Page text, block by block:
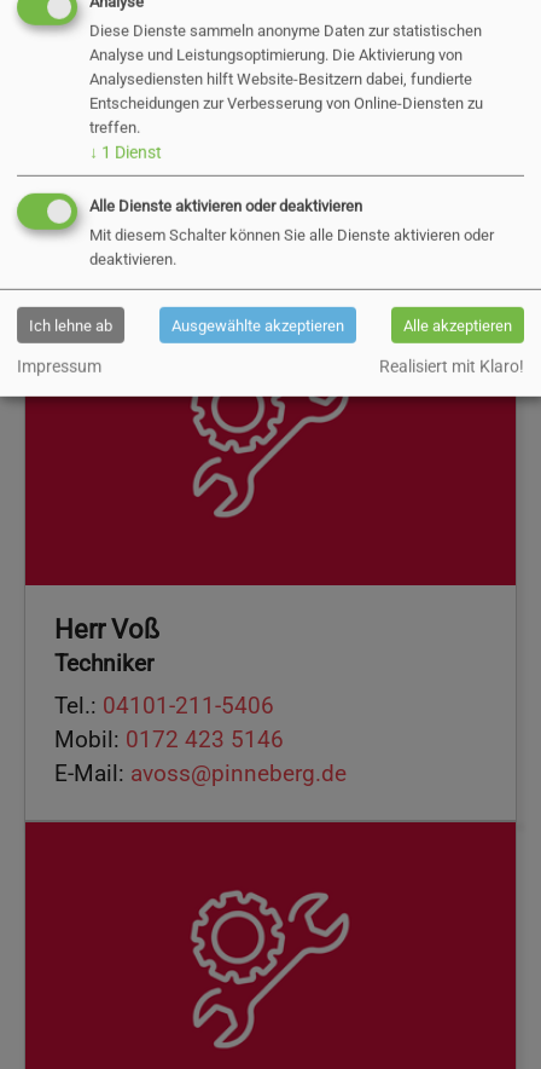
Herr Krambeck
Energiemanagement
Tel.:04101-211-5404
E-Mail:krambeck@pinneberg.de
Herr Voß
Techniker
Tel.: 04101-211-5406
Mobil: 0172 423 5146
E-Mail: avoss@pinneberg.de
Diese Dienste sammeln anonyme Daten zur statistischen
Analyse und Leistungsoptimierung. Die Aktivierung von
Analysediensten hilft Website-Besitzern dabei, fundierte
Entscheidungen zur Verbesserung von Online-Diensten zu
treffen.
↓ 1 Dienst
Alle Dienste aktivieren oder deaktivieren
Mit diesem Schalter können Sie alle Dienste aktivieren oder
deaktivieren.
Ich lehne ab Ausgewählte akzeptieren Alle akzeptieren
Impressum Realisiert mit Klaro!